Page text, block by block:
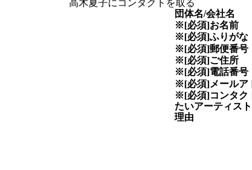
高木夏子にコンタクトを取る
団体名/会社名
※[必須]お名前
※[必須]ふりがな
※[必須]郵便番号
※[必須]ご住所
※[必須]電話番号
※[必須]メールア
※[必須]コンタク
たいアーティスト
理由